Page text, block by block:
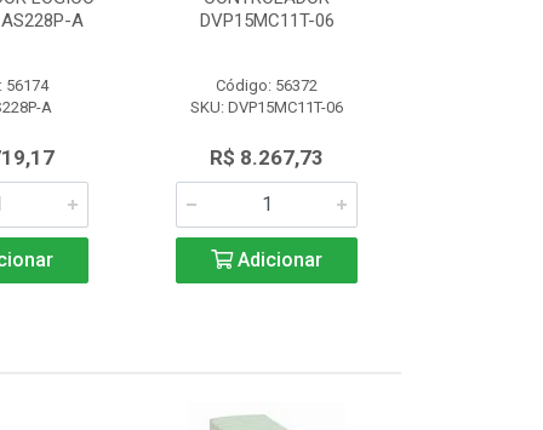
A
56174
A
DVP15MC11T-06
Código: 56372
SKU: DVP15MC11T-06
R$ 8.267,73
Adicionar